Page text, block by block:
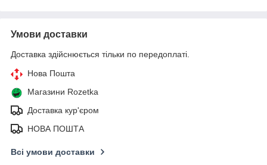
Умови доставки
Доставка здійснюється тільки по передоплаті.
Нова Пошта
Магазини Rozetka
Доставка кур'єром
НОВА ПОШТА
Всі умови доставки